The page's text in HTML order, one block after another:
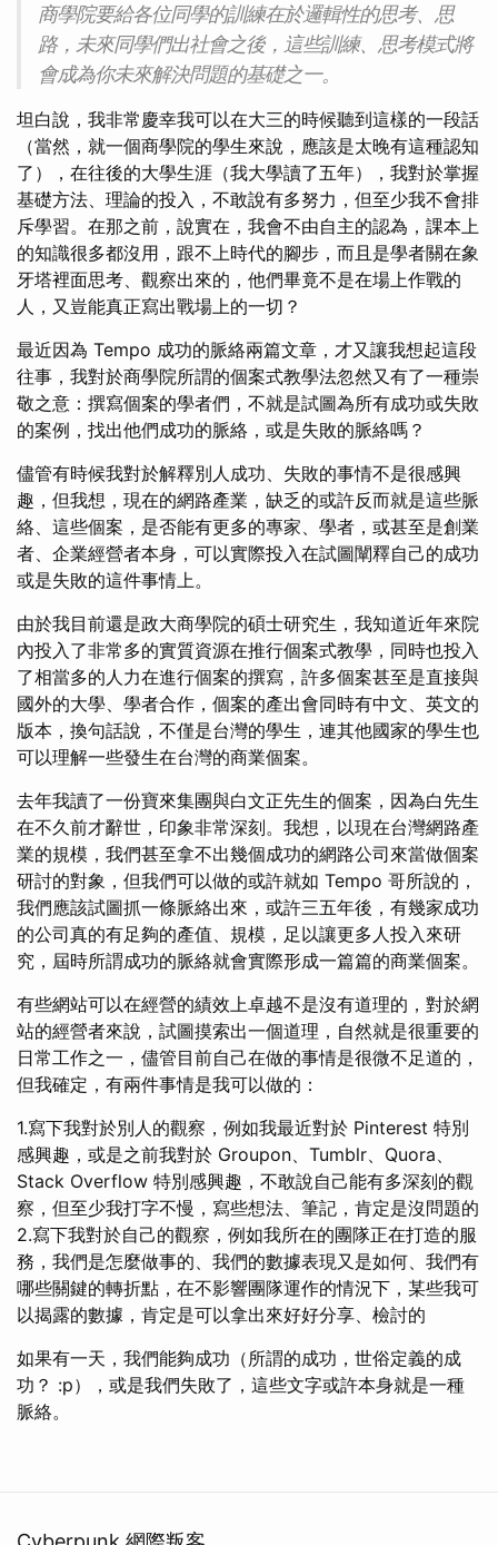
商學院要給各位同學的訓練在於邏輯性的思考、思
路，未來同學們出社會之後，這些訓練、思考模式將
會成為你未來解決問題的基礎之一。
坦白說，我非常慶幸我可以在大三的時候聽到這樣的一段話
（當然，就一個商學院的學生來說，應該是太晚有這種認知
了），在往後的大學生涯（我大學讀了五年），我對於掌握
基礎方法、理論的投入，不敢說有多努力，但至少我不會排
斥學習。在那之前，說實在，我會不由自主的認為，課本上
的知識很多都沒用，跟不上時代的腳步，而且是學者關在象
牙塔裡面思考、觀察出來的，他們畢竟不是在場上作戰的
人，又豈能真正寫出戰場上的一切？
最近因為 Tempo 成功的脈絡兩篇文章，才又讓我想起這段
往事，我對於商學院所謂的個案式教學法忽然又有了一種崇
敬之意：撰寫個案的學者們，不就是試圖為所有成功或失敗
的案例，找出他們成功的脈絡，或是失敗的脈絡嗎？
儘管有時候我對於解釋別人成功、失敗的事情不是很感興
趣，但我想，現在的網路產業，缺乏的或許反而就是這些脈
絡、這些個案，是否能有更多的專家、學者，或甚至是創業
者、企業經營者本身，可以實際投入在試圖闡釋自己的成功
或是失敗的這件事情上。
由於我目前還是政大商學院的碩士研究生，我知道近年來院
內投入了非常多的實質資源在推行個案式教學，同時也投入
了相當多的人力在進行個案的撰寫，許多個案甚至是直接與
國外的大學、學者合作，個案的產出會同時有中文、英文的
版本，換句話說，不僅是台灣的學生，連其他國家的學生也
可以理解一些發生在台灣的商業個案。
去年我讀了一份寶來集團與白文正先生的個案，因為白先生
在不久前才辭世，印象非常深刻。我想，以現在台灣網路產
業的規模，我們甚至拿不出幾個成功的網路公司來當做個案
研討的對象，但我們可以做的或許就如 Tempo 哥所說的，
我們應該試圖抓一條脈絡出來，或許三五年後，有幾家成功
的公司真的有足夠的產值、規模，足以讓更多人投入來研
究，屆時所謂成功的脈絡就會實際形成一篇篇的商業個案。
有些網站可以在經營的績效上卓越不是沒有道理的，對於網
站的經營者來說，試圖摸索出一個道理，自然就是很重要的
日常工作之一，儘管目前自己在做的事情是很微不足道的，
但我確定，有兩件事情是我可以做的：
1.寫下我對於別人的觀察，例如我最近對於 Pinterest 特別
感興趣，或是之前我對於 Groupon、Tumblr、Quora、
Stack Overflow 特別感興趣，不敢說自己能有多深刻的觀
察，但至少我打字不慢，寫些想法、筆記，肯定是沒問題的
2.寫下我對於自己的觀察，例如我所在的團隊正在打造的服
務，我們是怎麼做事的、我們的數據表現又是如何、我們有
哪些關鍵的轉折點，在不影響團隊運作的情況下，某些我可
以揭露的數據，肯定是可以拿出來好好分享、檢討的
如果有一天，我們能夠成功（所謂的成功，世俗定義的成
功？ :p），或是我們失敗了，這些文字或許本身就是一種
脈絡。